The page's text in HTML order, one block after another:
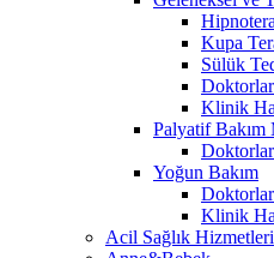
Kupa
Sülük
Klinik
Palyatif Bakım
Yoğun Bakım
Klinik
Acil Sağlık Hizmetleri